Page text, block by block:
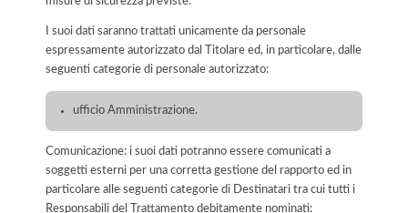
I suoi dati saranno trattati unicamente da personale
espressamente autorizzato dal Titolare ed, in particolare, dalle
seguenti categorie di personale autorizzato:
ufficio Amministrazione.
Comunicazione: i suoi dati potranno essere comunicati a
soggetti esterni per una corretta gestione del rapporto ed in
particolare alle seguenti categorie di Destinatari tra cui tutti i
Responsabili del Trattamento debitamente nominati: